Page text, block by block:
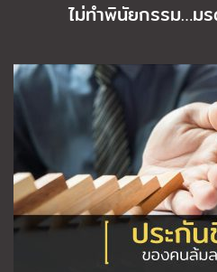
ไม่ทำพินัยกรรม…ม